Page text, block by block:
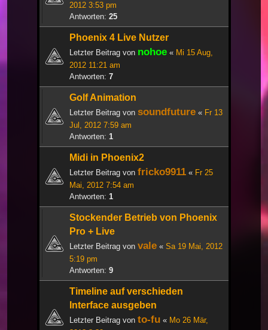
2012 3:53 pm
Antworten: 25
Phoenix 4 Live Nutzer
Letzter Beitrag von nohoe « Mi 15 Aug,
2012 11:21 am
Antworten: 7
Golf Animation
Letzter Beitrag von soundfuture « Fr 13
Jul, 2012 7:59 am
Antworten: 1
Midi in Phoenix2
Letzter Beitrag von fricko9911 « Fr 25
Mai, 2012 7:54 am
Antworten: 1
Stockender Betrieb von Phoenix
Pro + Live
Letzter Beitrag von vale « Sa 19 Mai, 2012
5:19 pm
Antworten: 9
Timeline auf verschieden
Interface ausgeben
Letzter Beitrag von to-fu « Mo 26 Mär,